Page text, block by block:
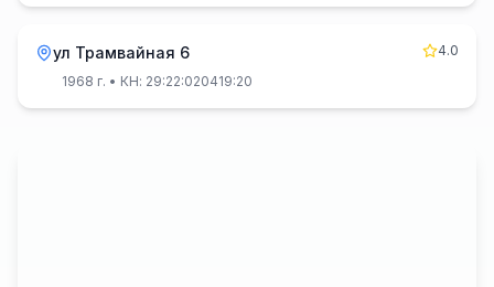
ул Трамвайная 6
4.0
1968 г. • КН: 29:22:020419:20